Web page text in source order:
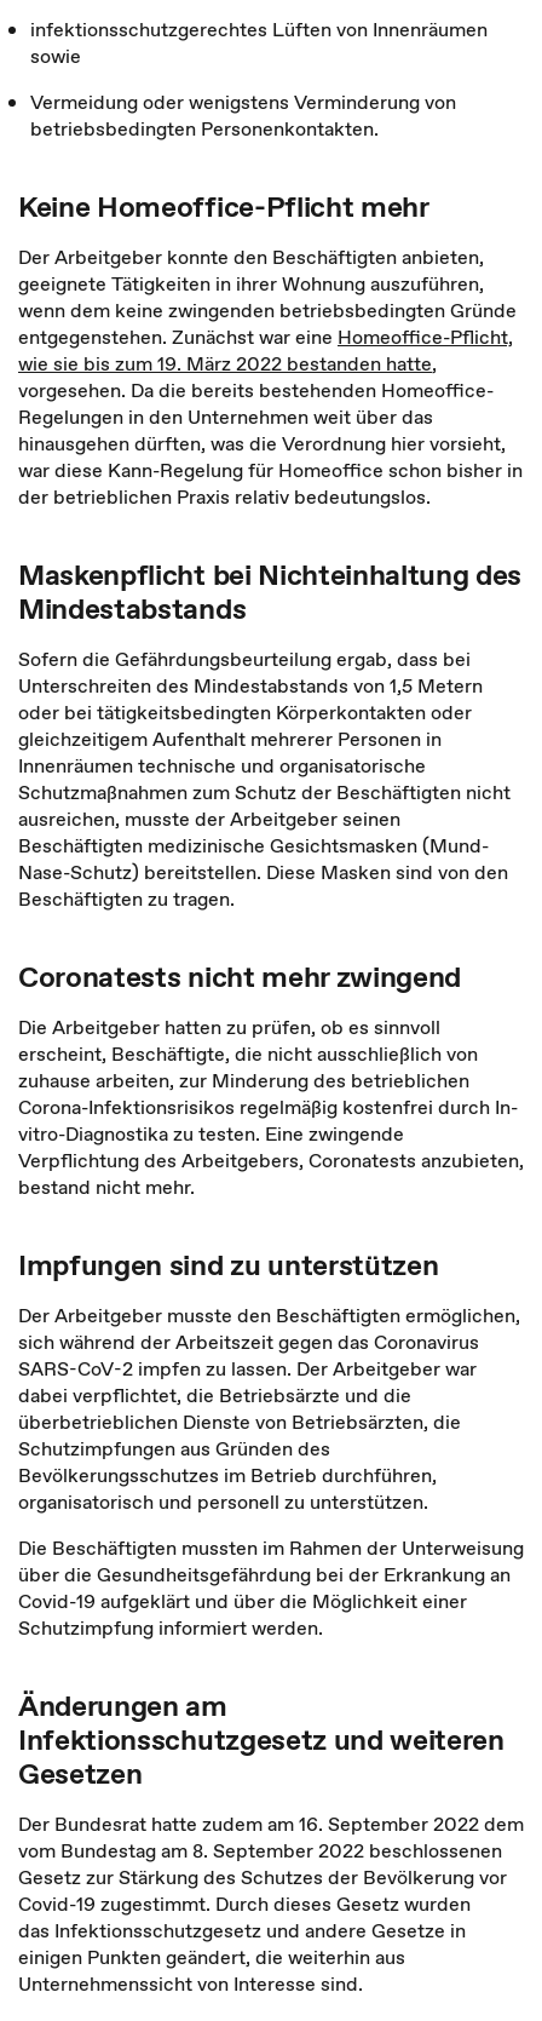
infektionsschutzgerechtes Lüften von Innenräumen
sowie
Vermeidung oder wenigstens Verminderung von
betriebsbedingten Personenkontakten.
Keine Homeoffice-Pflicht mehr
Der Arbeitgeber konnte den Beschäftigten anbieten,
geeignete Tätigkeiten in ihrer Wohnung auszuführen,
wenn dem keine zwingenden betriebsbedingten Gründe
entgegenstehen. Zunächst war eine Homeoffice-Pflicht,
wie sie bis zum 19. März 2022 bestanden hatte,
vorgesehen. Da die bereits bestehenden Homeoffice-
Regelungen in den Unternehmen weit über das
hinausgehen dürften, was die Verordnung hier vorsieht,
war diese Kann-Regelung für Homeoffice schon bisher in
der betrieblichen Praxis relativ bedeutungslos.
Maskenpflicht bei Nichteinhaltung des
Mindestabstands
Sofern die Gefährdungsbeurteilung ergab, dass bei
Unterschreiten des Mindestabstands von 1,5 Metern
oder bei tätigkeitsbedingten Körperkontakten oder
gleichzeitigem Aufenthalt mehrerer Personen in
Innenräumen technische und organisatorische
Schutzmaßnahmen zum Schutz der Beschäftigten nicht
ausreichen, musste der Arbeitgeber seinen
Beschäftigten medizinische Gesichtsmasken (Mund-
Nase-Schutz) bereitstellen. Diese Masken sind von den
Beschäftigten zu tragen.
Coronatests nicht mehr zwingend
Die Arbeitgeber hatten zu prüfen, ob es sinnvoll
erscheint, Beschäftigte, die nicht ausschließlich von
zuhause arbeiten, zur Minderung des betrieblichen
Corona-Infektionsrisikos regelmäßig kostenfrei durch In-
vitro-Diagnostika zu testen. Eine zwingende
Verpflichtung des Arbeitgebers, Coronatests anzubieten,
bestand nicht mehr.
Impfungen sind zu unterstützen
Der Arbeitgeber musste den Beschäftigten ermöglichen,
sich während der Arbeitszeit gegen das Coronavirus
SARS-CoV-2 impfen zu lassen. Der Arbeitgeber war
dabei verpflichtet, die Betriebsärzte und die
überbetrieblichen Dienste von Betriebsärzten, die
Schutzimpfungen aus Gründen des
Bevölkerungsschutzes im Betrieb durchführen,
organisatorisch und personell zu unterstützen.
Die Beschäftigten mussten im Rahmen der Unterweisung
über die Gesundheitsgefährdung bei der Erkrankung an
Covid-19 aufgeklärt und über die Möglichkeit einer
Schutzimpfung informiert werden.
Änderungen am
Infektionsschutzgesetz und weiteren
Gesetzen
Der Bundesrat hatte zudem am 16. September 2022 dem
vom Bundestag am 8. September 2022 beschlossenen
Gesetz zur Stärkung des Schutzes der Bevölkerung vor
Covid-19 zugestimmt. Durch dieses Gesetz wurden
das Infektionsschutzgesetz und andere Gesetze in
einigen Punkten geändert, die weiterhin aus
Unternehmenssicht von Interesse sind.